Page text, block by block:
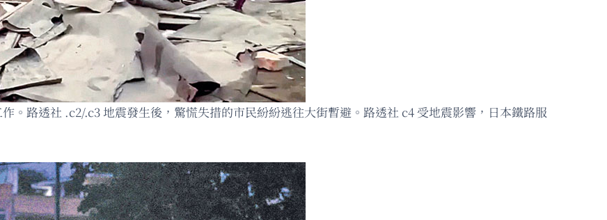
。路透社 .c2/.c3 地震發生後，驚慌失措的市民紛紛逃往大街暫避。路透社 c4 受地震影響，日本鐵路服